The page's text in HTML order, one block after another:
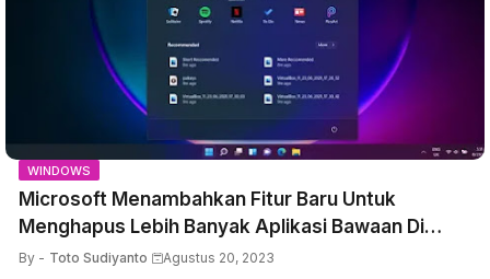
WINDOWS
Microsoft Menambahkan Fitur Baru Untuk
Menghapus Lebih Banyak Aplikasi Bawaan Di
Windows 11
By - Toto Sudiyanto Agustus 20, 2023